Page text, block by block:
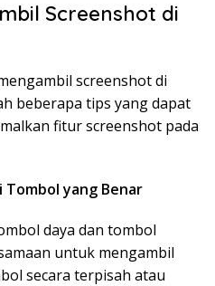
Screenshot di
screenshot di
beberapa tips yang dapat
fitur screenshot pada
Tombol yang Benar
daya dan tombol
untuk mengambil
secara terpisah atau